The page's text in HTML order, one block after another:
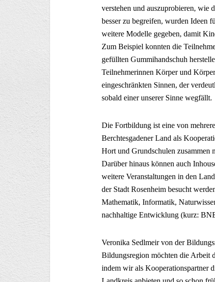
verstehen und auszuprobieren, wie
besser zu begreifen, wurden Ideen
weitere Modelle gegeben, damit
Zum Beispiel konnten die
gefüllten Gummihandschuh
Teilnehmerinnen Körper und
eingeschränkten Sinnen, der
sobald einer unserer Sinne wegfällt.
Die Fortbildung ist eine von
Berchtesgadener Land als
Hort und Grundschulen zusammen
Darüber hinaus können auch
weitere Veranstaltungen in den
der Stadt Rosenheim besucht
Mathematik, Informatik,
nachhaltige Entwicklung (kurz:
Veronika Sedlmeir von der
Bildungsregion möchten die Arbeit
indem wir als Kooperationspartner